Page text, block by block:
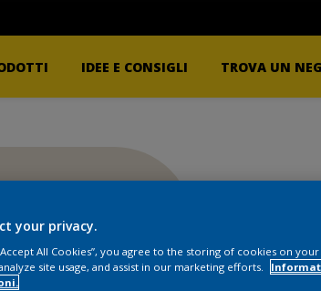
IDEE E CONSIGLI TROVA UN
your privacy.
All Cookies”, you agree to the storing of cookies on
site usage, and assist in our marketing efforts.